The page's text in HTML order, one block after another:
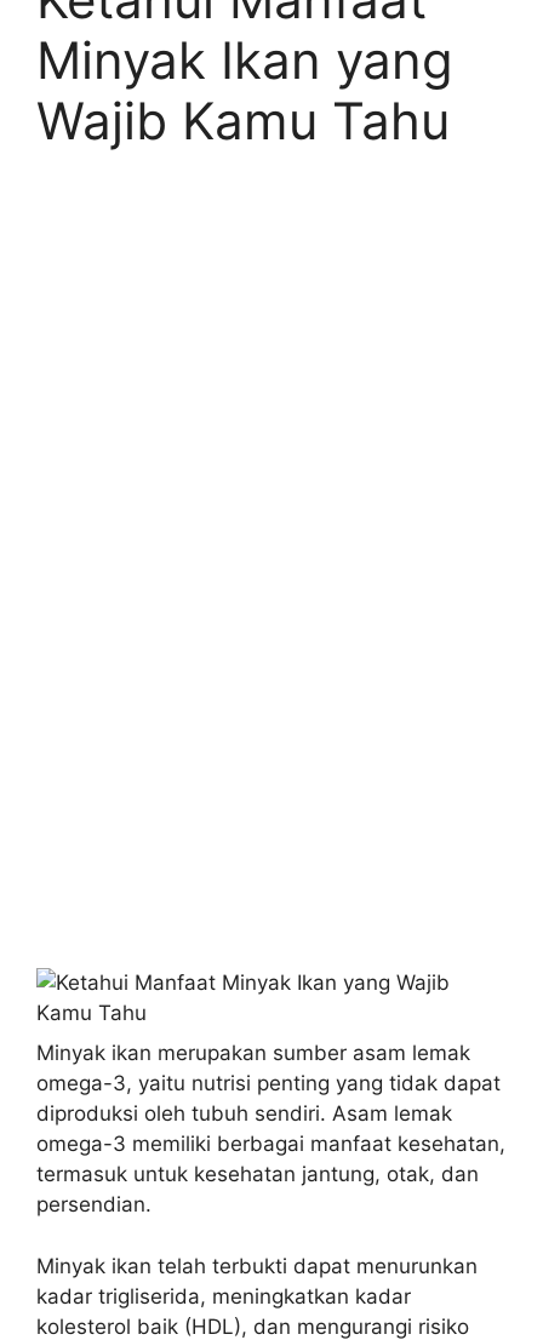
Minyak Ikan yang
Wajib Kamu Tahu
Minyak ikan merupakan sumber asam lemak
omega-3, yaitu nutrisi penting yang tidak dapat
diproduksi oleh tubuh sendiri. Asam lemak
omega-3 memiliki berbagai manfaat kesehatan,
termasuk untuk kesehatan jantung, otak, dan
persendian.
Minyak ikan telah terbukti dapat menurunkan
kadar trigliserida, meningkatkan kadar
kolesterol baik (HDL), dan mengurangi risiko